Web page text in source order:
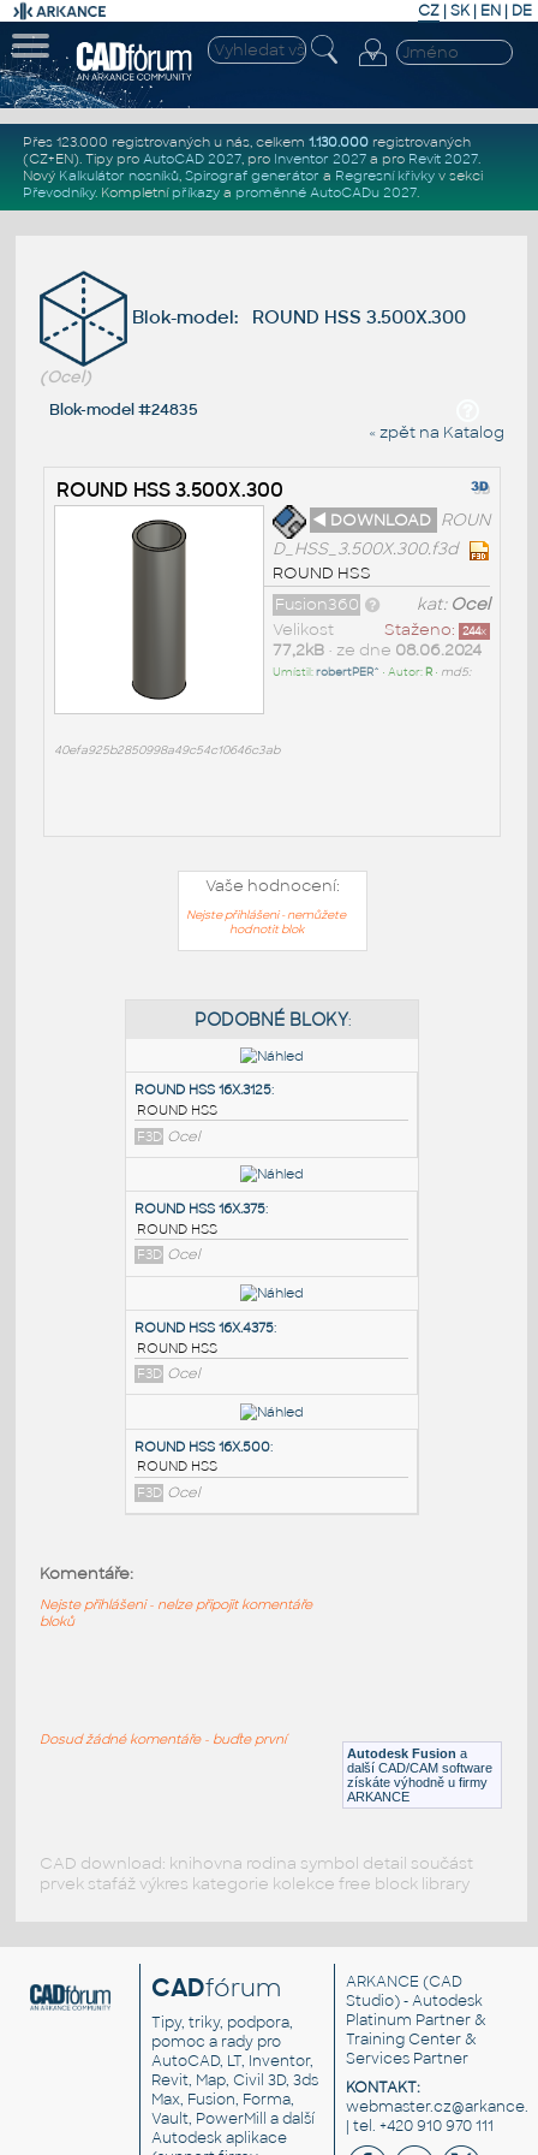
CZ | SK| EN | DE
Přes 123.000 registrovaných u nás, celkem 1.130.000registrovaných
(CZ+EN). Tipy pro AutoCAD 2027, pro Inventor 2027a pro Revit 2027.
Nový Kalkulátor nosníků, Spirograf generátor a Regresní křivkyv sekci
Převodníky. Kompletní příkazya proměnné AutoCADu 2027.
Blok-model: ROUND HSS 3.500X.300
(Ocel)
Blok-model #24835
« zpět na Katalog
ROUND HSS 3.500X.300
◄ DOWNLOAD ROUN
D_HSS_3.500X.300.f3d
ROUND HSS
kat: Ocel
Fusion360
Staženo: 244x
Velikost
77,2kB• ze dne 08.06.2024
Umístil:robertPER^ • Autor: R• md5:
40efa925b2850998a49c54c10646c3ab
Vaše hodnocení:
Nejste přihlášeni - nemůžete
hodnotit blok
PODOBNÉ BLOKY
ROUND HSS 16X.3125:
ROUND HSS
F3D Ocel
ROUND HSS 16X.375
ROUND HSS
F3D Ocel
Ocel
Autodesk Fusion a
další CAD/CAM software
získáte výhodně u firmy
ARKANCE
Komentáře:
Nejste přihlášeni - nelze připojit komentáře
bloků
Dosud žádné komentáře - buďte první
CAD download: knihovna rodina symbol detail součást
prvek stafáž výkres kategorie kolekce free block library
CADfórum
Tipy, triky, podpora,
pomoc a rady pro
AutoCAD, LT, Inventor,
Revit, Map, Civil 3D, 3ds
Max, Fusion, Forma,
Vault, PowerMill a další
Autodesk aplikace
ARKANCE (CAD
Studio) - Autodesk
Platinum Partner &
Training Center &
Services Partner
KONTAKT:
| tel. +420 910 970 111